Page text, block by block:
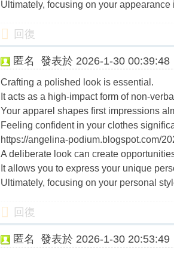
Ultimately, focusing on your
回復
匿名 發表於 2026-1-30 00:39:48
Crafting a polished look is essential.
It acts as a high-impact form of non-
Your apparel shapes first impressions
Feeling confident in your clothes
https://angelina-podium.blogspot.com/
A deliberate look can create
It allows you to express your unique
Ultimately, focusing on your personal
回復
匿名 發表於 2026-1-30 20:53:49